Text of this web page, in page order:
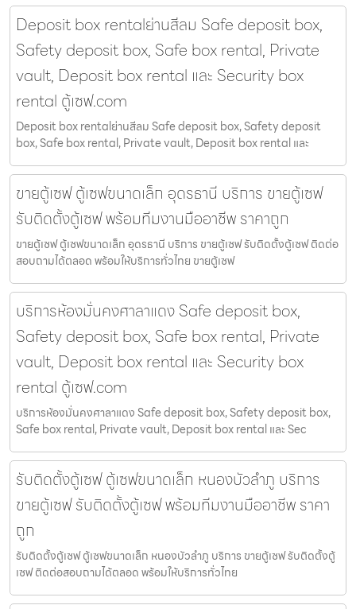
Deposit box rentalย่านสีลม Safe deposit box,
Safety deposit box, Safe box rental, Private
vault, Deposit box rental และ Security box
rental ตู้เซฟ.com
Deposit box rentalย่านสีลม Safe deposit box, Safety deposit
box, Safe box rental, Private vault, Deposit box rental และ
ขายตู้เซฟ ตู้เซฟขนาดเล็ก อุดรธานี บริการ ขายตู้เซฟ
รับติดตั้งตู้เซฟ พร้อมทีมงานมืออาชีพ ราคาถูก
ขายตู้เซฟ ตู้เซฟขนาดเล็ก อุดรธานี บริการ ขายตู้เซฟ รับติดตั้งตู้เซฟ ติดต่อ
สอบถามได้ตลอด พร้อมให้บริการทั่วไทย ขายตู้เซฟ
บริการห้องมั่นคงศาลาแดง Safe deposit box,
Safety deposit box, Safe box rental, Private
vault, Deposit box rental และ Security box
rental ตู้เซฟ.com
บริการห้องมั่นคงศาลาแดง Safe deposit box, Safety deposit box,
Safe box rental, Private vault, Deposit box rental และ Sec
รับติดตั้งตู้เซฟ ตู้เซฟขนาดเล็ก หนองบัวลำภู บริการ
ขายตู้เซฟ รับติดตั้งตู้เซฟ พร้อมทีมงานมืออาชีพ ราคา
ถูก
รับติดตั้งตู้เซฟ ตู้เซฟขนาดเล็ก หนองบัวลำภู บริการ ขายตู้เซฟ รับติดตั้งตู้
เซฟ ติดต่อสอบถามได้ตลอด พร้อมให้บริการทั่วไทย